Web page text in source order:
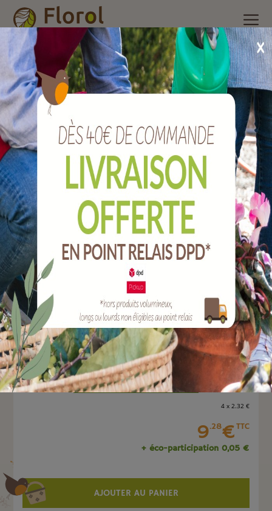
Accueil Nos produits /Outils de jardin/ Taillanderie,
sécateurs et bucheronnage/Cale de rechange pour coin à
fendre.
Cale de rechange pour coin à fendre.
Ref :
JCCBM
EAN :9003022002992
Quantité :
Unité
-
4 x 2.32 €
9.28€TTC
+ éco-participation 0,05 €
AJOUTER AU PANIER